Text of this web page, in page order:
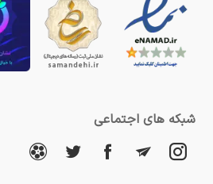
شبکه های اجتماعی